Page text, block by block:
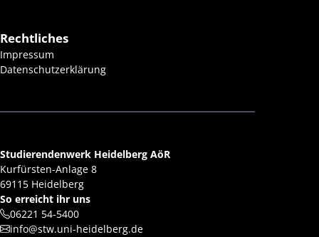
Rechtliches
Impressum
Datenschutzerklärung
Studierendenwerk Heidelberg AöR
Kurfürsten-Anlage 8
69115 Heidelberg
So erreicht ihr uns
06221 54-5400
info@stw.uni-heidelberg.de